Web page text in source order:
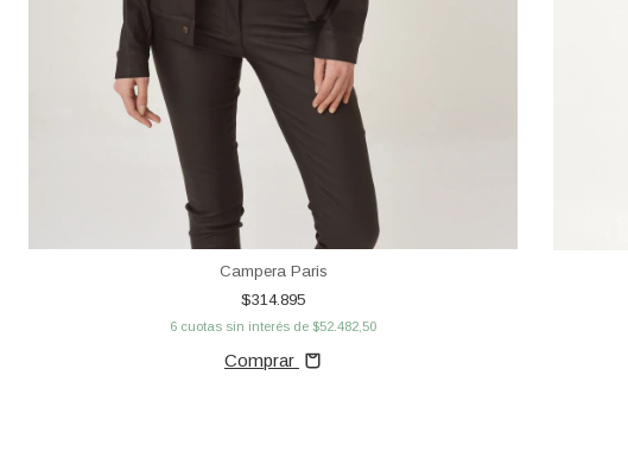
Campera Paris
$314.895
6 cuotas sin interés de $52.482,50
Comprar